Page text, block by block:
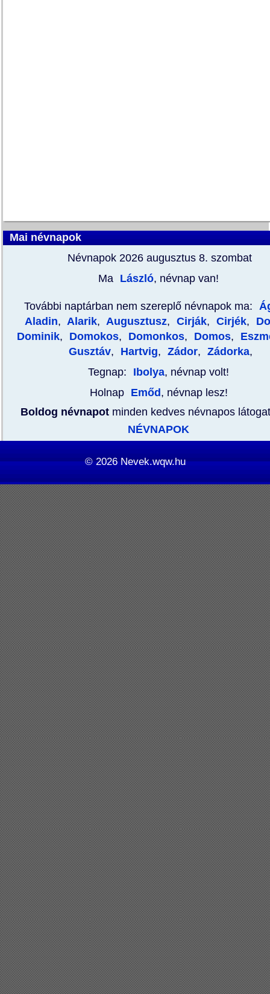
Mai névnapok
Névnapok 2026 augusztus 8. szombat
Ma László, névnap van!
További naptárban nem szereplő névnapok ma:
Aladin, Alarik, Augusztusz, Cirják, Cirjék,
Dominik, Domokos, Domonkos, Domos,
Gusztáv, Hartvig, Zádor, Zádorka,
Tegnap:
Ibolya, névnap volt!
Holnap Emőd , névnap lesz!
Boldog névnapotminden kedves névnapos
NÉVNAPOK
© 2026Nevek.wqw.hu